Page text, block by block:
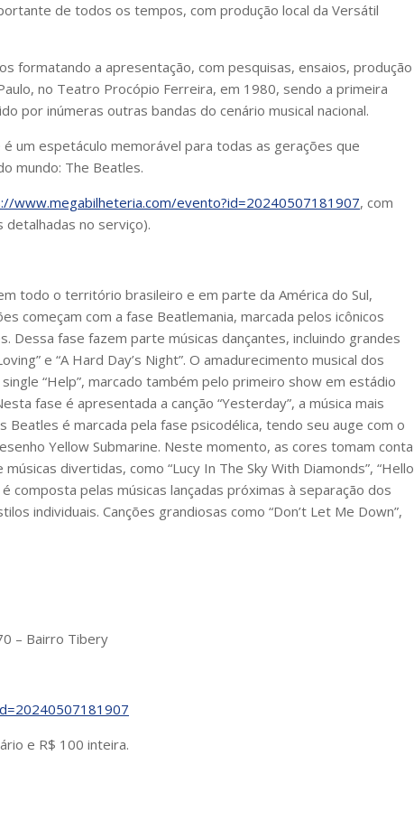
de todos os tempos, com produção local da Versátil
formatando a apresentação, com pesquisas, ensaios, produção
no Teatro Procópio Ferreira, em 1980, sendo a primeira
por inúmeras outras bandas do cenário musical nacional.
um espetáculo memorável para todas as gerações que
mundo: The Beatles.
www.megabilheteria.com/evento?id=20240507181907, com
no serviço).
todo o território brasileiro e em parte da América do Sul,
começam com a fase Beatlemania, marcada pelos icônicos
fase fazem parte músicas dançantes, incluindo grandes
e “A Hard Day’s Night”. O amadurecimento musical dos
“Help”, marcado também pelo primeiro show em estádio
fase é apresentada a canção “Yesterday”, a música mais
é marcada pela fase psicodélica, tendo seu auge com o
Yellow Submarine. Neste momento, as cores tomam conta
divertidas, como “Lucy In The Sky With Diamonds”, “Hello
composta pelas músicas lançadas próximas à separação dos
individuais. Canções grandiosas como “Don’t Let Me Down”,
– Bairro Tibery
e R$ 100 inteira.